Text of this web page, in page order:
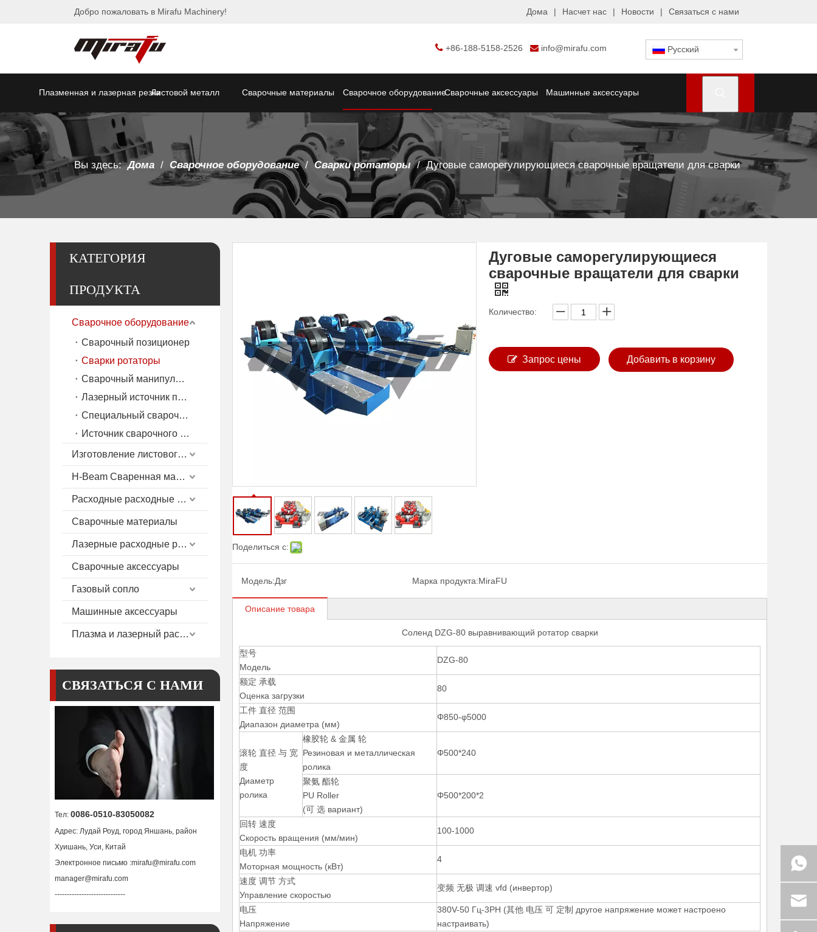
Добро пожаловать в Mirafu Machinery! Дома | Насчет нас | Новости | Связаться с нами
 +86-188-5158-2526  info@mirafu.com Pусский
Плазменная и лазерная резкаЛистовой металл Сварочные материалы Сварочное оборудованиеСварочные аксессуары Машинные аксессуары
Вы здесь: Дома / Сварочное оборудование / Сварки ротаторы / Дуговые саморегулирующиеся сварочные вращатели для сварки
КАТЕГОРИЯ
ПРОДУКТА
Сварочное оборудование
Сварочный позиционер
Сварки ротаторы
Сварочный манипулятор
Лазерный источник питания
Специальный сварочный аппарат
Источник сварочного тока (MIG/TIG/SAW)
Изготовление листового металла
H-Beam Сваренная машина
Расходные расходные материалы плазмы
Сварочные материалы
Лазерные расходные расходные материалы
Сварочные аксессуары
Газовый сопло
Машинные аксессуары
Плазма и лазерный расход
СВЯЗАТЬСЯ С НАМИ
Тел: 0086-0510-83050082
Адрес: Лудай Роуд, город Яншань, район
Хуишань, Уси, Китай
Электронное письмо :mirafu@mirafu.com
manager@mirafu.com
-----------------------------
Поделиться с:
Дуговые саморегулирующиеся
сварочные вращатели для сварки
Количество:
Запрос цены Добавить в корзину
Модель:Дзг Марка продукта:MiraFU
Описание товара
Соленд DZG-80 выравнивающий ротатор сварки
型号
Модель
DZG-80
额定 承载
Оценка загрузки
80
工件 直径 范围
Диапазон диаметра (мм)
Φ850-φ5000
滚轮 直径 与 宽
度
Диаметр
ролика
橡胶轮 & 金属 轮
Резиновая и металлическая
ролика
Φ500*240
聚氨 酯轮
PU Roller
(可 选 вариант)
Φ500*200*2
回转 速度
Скорость вращения (мм/мин)
100-1000
电机 功率
Моторная мощность (кВт)
4
速度 调节 方式
Управление скоростью
变频 无极 调速 vfd (инвертор)
电压
Напряжение
380V-50 Гц-3PH (其他 电压 可 定制 другое напряжение может настроено
настраивать)